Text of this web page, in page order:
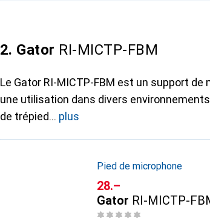
2. Gator RI-MICTP-FBM
Le Gator RI-MICTP-FBM est un support
une utilisation dans divers
de trépied
plus
Pied de microphone
CHF
28.–
Gator RI-MICTP-